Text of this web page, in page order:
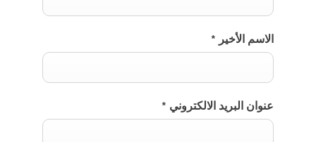
الاسم الأخير *
عنوان البريد الالكتروني *